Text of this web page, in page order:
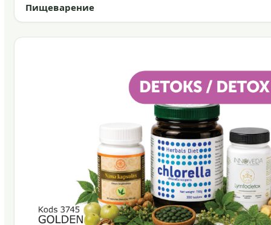
Пищеварение